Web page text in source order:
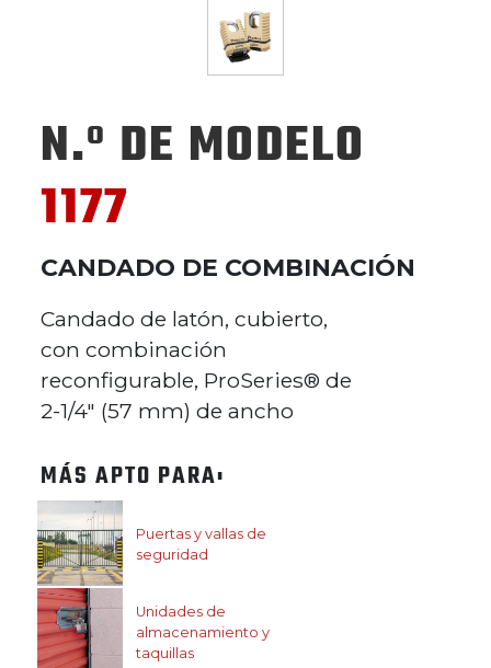
N.º DE MODELO
1177
CANDADO DE COMBINACIÓN
Candado de latón, cubierto,
con combinación
reconfigurable, ProSeries® de
2-1/4" (57 mm) de ancho
MÁS APTO PARA:
Puertas y vallas de
seguridad
Unidades de
almacenamiento y
taquillas